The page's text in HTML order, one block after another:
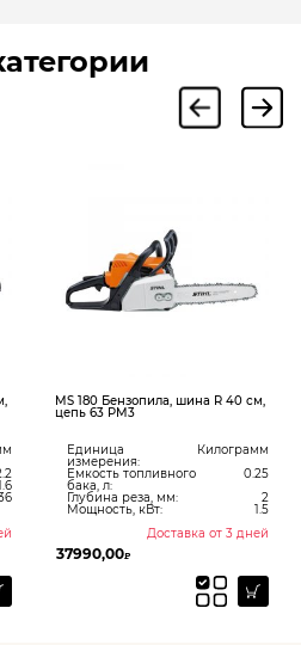
MS 180 Бензопила, шина R 40 см,
цепь 63 PM3
Единица
измерения:
Килограмм
Емкость топливного
бака, л:
0.25
Глубина реза, мм:
2
Мощность, кВт:
1.5
Доставка от 3 дней
37990,00₽